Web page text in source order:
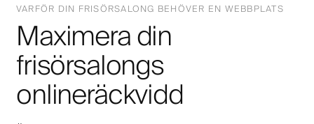
VARFÖR DIN FRISÖRSALONG BEHÖVER EN WEBBPLATS
Maximera din
frisörsalongs
onlineräckvidd